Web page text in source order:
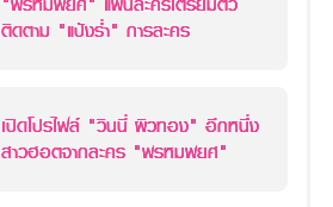
ติดตาม "แป้งร่ำ" การละคร
เปิดโปรไฟล์ "วินนี่ ผิวทอง" อีกหนึ่ง
สาวฮอตจากละคร "พรหมพยศ"